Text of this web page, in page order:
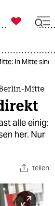

taz zahl ich
In Mitte sind
Mitte
alle einig:
her. Nur
teilen